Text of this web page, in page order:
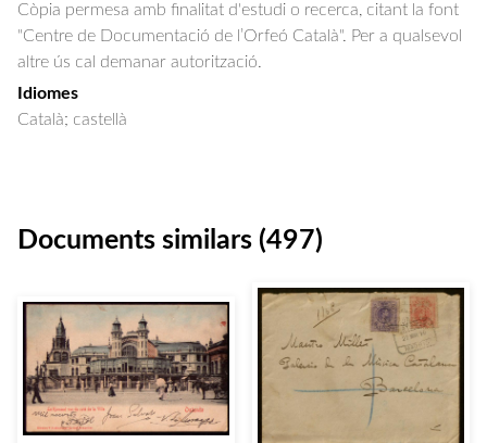
Còpia permesa amb finalitat d'estudi o recerca, citant la font
"Centre de Documentació de l’Orfeó Català". Per a qualsevol
altre ús cal demanar autorització.
Idiomes
Català; castellà
Documents similars (497)